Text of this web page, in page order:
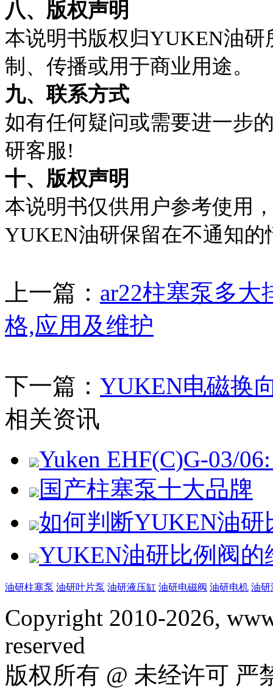
八、版权声明
本说明书版权归YUKEN油
制、传播或用于商业用途。
九、联系方式
如有任何疑问或需要进一步
研客服!
十、版权声明
本说明书仅供用户参考使用
YUKEN油研保留在不通知
上一篇： ar22柱塞泵多大
格,应用及维护
下一篇： YUKEN电磁换
相关资讯
Yuken EHF(C)G-03/
国产柱塞泵十大品牌
如何判断YUKEN油
YUKEN油研比例阀的
油研柱塞泵 油研叶片泵 油研液压缸 油研电磁阀 油研电机 油研
Copyright 2010-2026,
reserved
版权所有 @ 未经许可 严